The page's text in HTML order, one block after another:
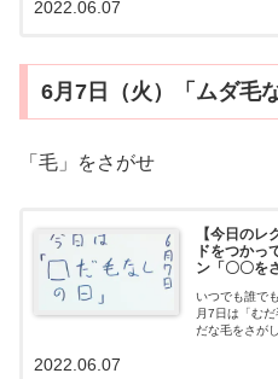
みましょう。
2022.06.07
6月7日（火）「ムダ毛
「毛」をさがせ
【今日の
ドをつかっ
ン「〇〇を
いつでも誰で
月7日は「む
だな毛をさが
けてください
2022.06.07